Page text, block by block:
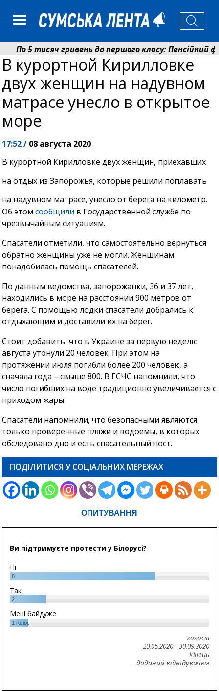
По 5 тисяч гривень до першого класу: Пенсійний
Ніколаєнко: у Сумах погодили 115 компенсацій на
В курортной Кирилловке
двух женщин на надувном
матрасе унесло в открытое
море
17:52 / 08 августа 2020
В курортной Кирилловке двух женщин, приехавших
на отдых из Запорожья, которые решили поплавать
на надувном матрасе, унесло от берега на километр.
Об этомсообщили в Государственной службе по
чрезвычайным ситуациям.
Спасатели отметили, что самостоятельно вернуться
обратно женщины уже не могли. Женщинам
понадобилась помощь спасателей.
По данным ведомства, запорожанки, 36 и 37 лет,
находились в море на расстоянии 900 метров от
берега. С помощью лодки спасатели добрались к
отдыхающим и доставили их на берег.
Стоит добавить, что в Украине за первую неделю
августа утонули 20 человек. При этом на
протяжении июля погибли более 200 человек, а
сначала года – свыше 800. В ГСЧС напомнили, что
число погибших на воде традиционно увеличивается с
приходом жары.
Спасатели напомнили, что безопасными являются
только проверенные пляжи и водоемы, в которых
обследовано дно и есть спасательный пост.
ПОДІЛИТИСЯ У СОЦІАЛЬНИХ МЕРЕЖАХ
ОПИТУВАННЯ
Ви підтримуєте протести у Білорусі?
Ні
8
Так
2
Мені байдуже
1 голос
голосів
20.05.2020- 30.09.2020
Кінець
- доданий відвідувачем